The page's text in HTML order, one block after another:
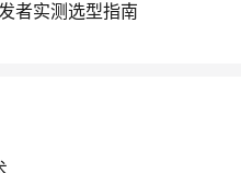
者实测选型指南